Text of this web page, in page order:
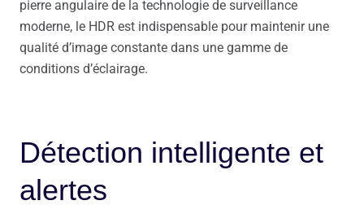
pierre angulaire de la technologie de surveillance
moderne, le HDR est indispensable pour maintenir une
qualité d’image constante dans une gamme de
conditions d’éclairage.
Détection intelligente et
alertes